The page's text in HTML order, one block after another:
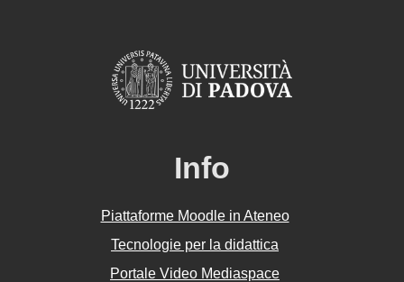
Info
Piattaforme Moodle in Ateneo
Tecnologie per la didattica
Portale Video Mediaspace